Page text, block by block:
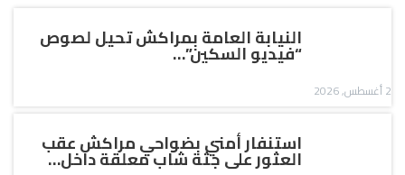
النيابة العامة بمراكش تحيل لصوص
“فيديو السكين”…
2 أغسطس, 2026
استنفار أمني بضواحي مراكش عقب
العثور على جثة شاب معلقة داخل…